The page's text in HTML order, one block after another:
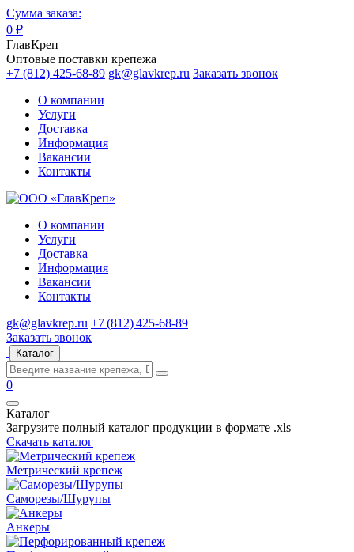
Сумма заказа:
0 ₽
ГлавКреп
Оптовые поставки крепежа
+7 (812) 425-68-89 gk@glavkrep.ru Заказать звонок
О компании
Услуги
Доставка
Информация
Вакансии
Контакты
О компании
Услуги
Доставка
Информация
Вакансии
Контакты
gk@glavkrep.ru +7 (812) 425-68-89
Заказать звонок
Каталог
0
Каталог
Загрузите полный каталог продукции в формате .xls
Скачать каталог
Метрический крепеж
Саморезы/Шурупы
Анкеры